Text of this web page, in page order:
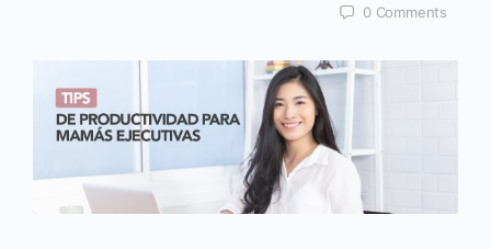
0 Comments